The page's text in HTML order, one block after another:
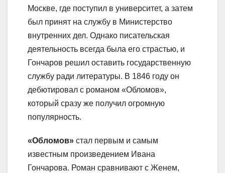
Москве, где поступил в университет, а затем
был принят на службу в Министерство
внутренних дел. Однако писательская
деятельность всегда была его страстью, и
Гончаров решил оставить государственную
службу ради литературы. В 1846 году он
дебютировал с романом «Обломов»,
который сразу же получил огромную
популярность.
«Обломов» стал первым и самым
известным произведением Ивана
Гончарова. Роман сравнивают с Женем,